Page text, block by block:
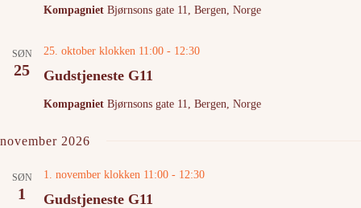
Kompagniet Bjørnsons gate 11, Bergen, Norge
SØN
25 Gudstjeneste G11
25. oktober klokken 11:00 - 12:30
Kompagniet Bjørnsons gate 11, Bergen, Norge
november 2026
SØN
1 Gudstjeneste G11
1. november klokken 11:00 - 12:30